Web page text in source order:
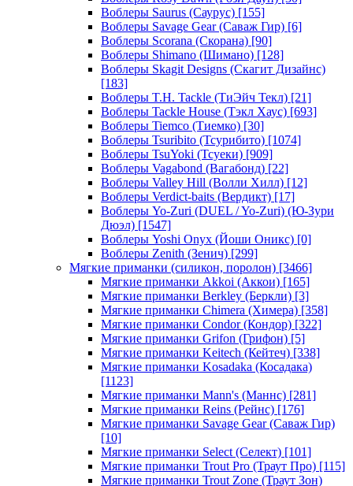
Воблеры Saurus (Саурус) [155]
Воблеры Savage Gear (Саваж Гир) [6]
Воблеры Scorana (Скорана) [90]
Воблеры Shimano (Шимано) [128]
Воблеры Skagit Designs (Скагит Дизайнс)
[183]
Воблеры T.H. Tackle (ТиЭйч Текл) [21]
Воблеры Tackle House (Тэкл Хаус) [693]
Воблеры Tiemco (Тиемко) [30]
Воблеры Tsuribito (Тсурибито) [1074]
Воблеры TsuYoki (Тсуеки) [909]
Воблеры Vagabond (Вагабонд) [22]
Воблеры Valley Hill (Волли Хилл) [12]
Воблеры Verdict-baits (Вердикт) [17]
Воблеры Yo-Zuri (DUEL / Yo-Zuri) (Ю-Зури
Дюэл) [1547]
Воблеры Yoshi Onyx (Йоши Оникс) [0]
Воблеры Zenith (Зенич) [299]
Мягкие приманки (силикон, поролон) [3466]
Мягкие приманки Akkoi (Аккои) [165]
Мягкие приманки Berkley (Беркли) [3]
Мягкие приманки Chimera (Химера) [358]
Мягкие приманки Condor (Кондор) [322]
Мягкие приманки Grifon (Грифон) [5]
Мягкие приманки Keitech (Кейтеч) [338]
Мягкие приманки Kosadaka (Косадака)
[1123]
Мягкие приманки Mann's (Маннс) [281]
Мягкие приманки Reins (Рейнс) [176]
Мягкие приманки Savage Gear (Саваж Гир)
[10]
Мягкие приманки Select (Селект) [101]
Мягкие приманки Trout Pro (Траут Про) [115]
Мягкие приманки Trout Zone (Траут Зон)